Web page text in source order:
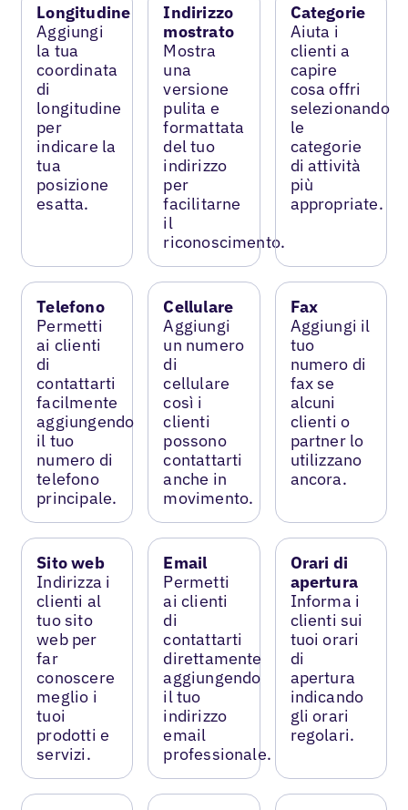
Longitudine
Aggiungi
la tua
coordinata
di
longitudine
per
indicare la
tua
posizione
esatta.
Indirizzo
mostrato
Mostra
una
versione
pulita e
formattata
del tuo
indirizzo
per
facilitarne
il
riconoscimento.
Categorie
Aiuta i
clienti a
capire
cosa offri
selezionando
le
categorie
di attività
più
appropriate.
Telefono
Permetti
ai clienti
di
contattarti
facilmente
aggiungendo
il tuo
numero di
telefono
principale.
Cellulare
Aggiungi
un numero
di
cellulare
così i
clienti
possono
contattarti
anche in
movimento.
Fax
Aggiungi il
tuo
numero di
fax se
alcuni
clienti o
partner lo
utilizzano
ancora.
Sito web
Indirizza i
clienti al
tuo sito
web per
far
conoscere
meglio i
tuoi
prodotti e
servizi.
Email
Permetti
ai clienti
di
contattarti
direttamente
aggiungendo
il tuo
indirizzo
email
professionale.
Orari di
apertura
Informa i
clienti sui
tuoi orari
di
apertura
indicando
gli orari
regolari.